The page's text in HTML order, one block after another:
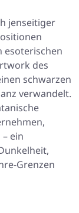
jenseitiger
esoterischen
des
schwarzen
verwandelt.
ein
Grenzen